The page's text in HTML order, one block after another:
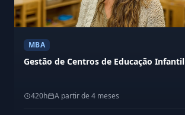
MBA
Gestão de Centros de Educação Infantil
420h A partir de 4 meses